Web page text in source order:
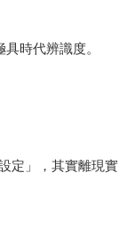
時代辨識度。
定」，其實離現實